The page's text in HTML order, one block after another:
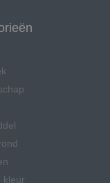
kleur